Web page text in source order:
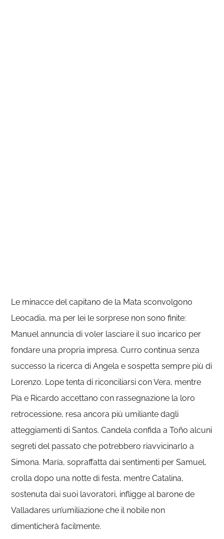
Le minacce del capitano de la Mata sconvolgono
Leocadia, ma per lei le sorprese non sono finite:
Manuel annuncia di voler lasciare il suo incarico per
fondare una propria impresa. Curro continua senza
successo la ricerca di Angela e sospetta sempre più di
Lorenzo. Lope tenta di riconciliarsi con Vera, mentre
Pía e Ricardo accettano con rassegnazione la loro
retrocessione, resa ancora più umiliante dagli
atteggiamenti di Santos. Candela confida a Toño alcuni
segreti del passato che potrebbero riavvicinarlo a
Simona. María, sopraffatta dai sentimenti per Samuel,
crolla dopo una notte di festa, mentre Catalina,
sostenuta dai suoi lavoratori, infligge al barone de
Valladares un’umiliazione che il nobile non
dimenticherà facilmente.